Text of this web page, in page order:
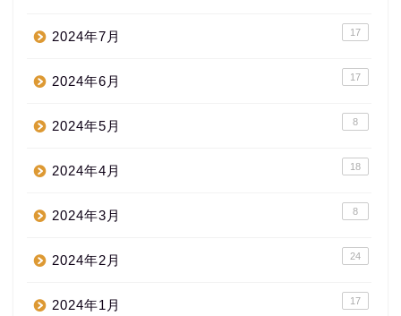
2024年7月 17
2024年6月 17
2024年5月 8
2024年4月 18
2024年3月 8
2024年2月 24
2024年1月 17